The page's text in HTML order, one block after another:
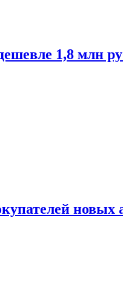
1,8 млн
новых